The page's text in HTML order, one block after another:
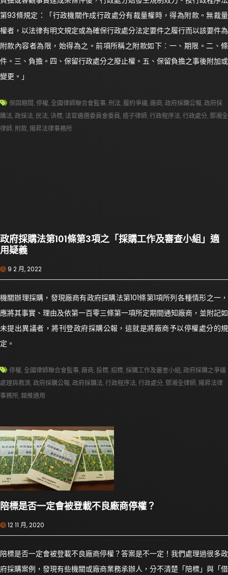
第93條規定：「行政機關作成行政處分有裁量權時，得為附款。無裁量
權者，以法律有明文規定或為確保行政處分法定要件之履行而以該要件為
附款內容者為限，始得為之。前項所稱之附款如下︰一、期限。二、條
件。三、負擔。四、保留行政處分之廢止權。五、保留負擔之事後附加或
變更。」
保固期間,停權, 全國律師聯合會監事,刑法, 履約爭議,廠商,政府採購公報,政府採
購法,政採法, 民法, 決標, 法官遴選委員會委員,痞子律師,行政程序法,行政處分, 鄧湘全
律師, 附款, 陽昇法律事務所
政府採購法第101條第3項之「採購工作及審查小組」適
用疑義
9 2 月, 2022
機關辦理採購，發現廠商有政府採購法第101條第1項所列各種情形之一，
應將其事實、理由及依第一百零三條第一項所定期間通知廠商，並附記如
未提出異議者，將刊登政府採購公報，這就是將廠商予以停權處分的規
定。
停權,全國律師聯合會監事,廠商,投標,招標,採購工作及審查小組,政府採購之爭議
處理與救濟,政府採購公報,政府採購法,行政程序法,行政處分, 鄧湘全律師, 陽昇法律
事務所,類推適用
陪標是否一定會被登載不良廠商停權？
12 11 月, 2020
陪標是否一定會被登載不良廠商停權？答案是不一定！我們處理過很多政
府採購案例，發現有些機關或廠商業務承辦人，分不清楚「陪標」與「借